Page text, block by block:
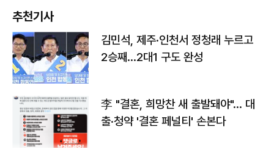
추천기사
김민석, 제주·인천서 정청래 누르고
2승째…2대1 구도 완성
李 "결혼, 희망찬 새 출발돼야"… 대
출·청약 '결혼 페널티' 손본다